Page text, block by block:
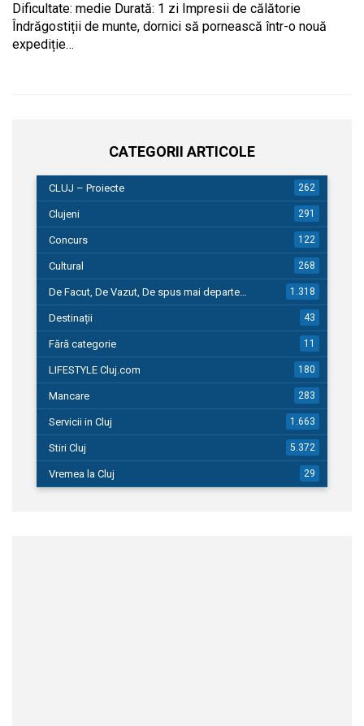
Dificultate: medie Durată: 1 zi Impresii de călătorie
Îndrăgostiții de munte, dornici să pornească într-o nouă
expediție…
CATEGORII ARTICOLE
CLUJ – Proiecte 262
Clujeni 291
Concurs 122
Cultural 268
De Facut, De Vazut, De spus mai departe… 1.318
Destinații 43
Fără categorie 11
LIFESTYLE Cluj.com 180
Mancare 283
Servicii in Cluj 1.663
Stiri Cluj 5.372
Vremea la Cluj 29